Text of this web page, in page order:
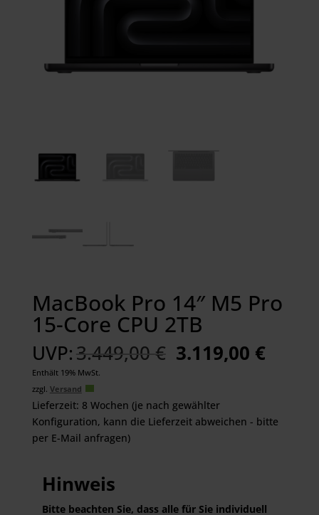
MacBook Pro 14″ M5 Pro
15-Core CPU 2TB
UVP:3.449,00 € Ursprünglicher
Preis
3.449,00 €
3.119,00 €
Preis
Enthält 19% MwSt.
zzgl. Versand
Lieferzeit: 8 Wochen (je nach gewählter
Konfiguration, kann die Lieferzeit abweichen - bitte
per E-Mail anfragen)
Hinweis
Bitte beachten Sie, dass alle für Sie individuell